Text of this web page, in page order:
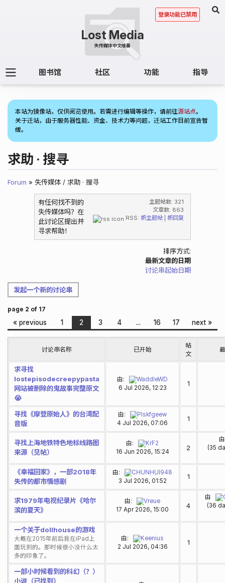
图书馆 社区 功能 指导
登录功能已禁用
本站为镜像站，仅供阅览使用。若需进行编辑等操作，请前往源站点。
关于迁站，由于服务器性能、资金、技术力等问题，迁站工作目前宣告暂
缓。
求助 · 搜寻
Forum » 失传媒体 / 求助 · 搜寻
主题帖数: 321
文章数: 863
RSS:新主题帖|新回复
有任何找不到的
失传媒体吗？在
此讨论区提出并
寻求帮助！
排序方式:
最新文章的日期
讨论串起始日期
发起一个新的讨论串
page 2 of 17
« previous 1 2 3 4 ... 16 17 next »
讨论串名称 已开始
帖
文
求寻找
lostepisodecreepypasta
网站被删除的鬼故事完整原文
😭
由:
WaddleWD
6 Jul 2026, 12:23
1
寻找《摩登原始人》的台湾配
音版
由:
Plskfgeew
4 Jul 2026, 07:06
1
寻找上海地铁特色地标线路图
来源（见帖）
由:
KrF2
16 Jun 2026, 15:24
2
(35
《幸福回家》，一部2018年
失传的都市情感剧
由:
CHUNHUI948
3 Jul 2026, 01:52
1
求1979年电视纪录片《哈尔
滨的夏天》
由:
Vreue
17 Apr 2026, 15:00
4
由
(36
一个关于dollhouse的游戏
大概在2015年前后我在iPad上
面玩到的。那时候很小没什么太
多的印象了。
由:
Keenius
2 Jul 2026, 04:36
1
一部小时候看到的科幻（？）
小说（已找到）